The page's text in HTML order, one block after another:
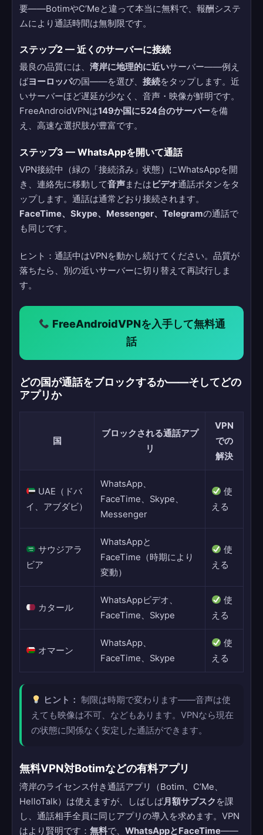
要——BotimやC’Meと違って本当に無料で、報酬システ
ムにより通話時間は無制限です。
ステップ2 — 近くのサーバーに接続
最良の品質には、 湾岸に地理的に近いサーバー——例え
ばヨーロッパの国——を選び、 接続をタップします。近
いサーバーほど遅延が少なく、音声・映像が鮮明です。
FreeAndroidVPNは149か国に524台のサーバーを備
え、高速な選択肢が豊富です。
ステップ3 — WhatsAppを開いて通話
VPN接続中（緑の「接続済み」状態）にWhatsAppを開
き、連絡先に移動して音声または ビデオ通話ボタンをタ
ップします。通話は通常どおり接続されます。
FaceTime、Skype、Messenger、Telegramの通話で
も同じです。
ヒント：通話中はVPNを動かし続けてください。品質が
落ちたら、別の近いサーバーに切り替えて再試行しま
す。
FreeAndroidVPNを入手して無料通
話
どの国が通話をブロックするか——そしてどの
アプリか
国
ブロックされる通話アプ
リ
VPN
での
解決
UAE（ドバ
イ、アブダビ）
WhatsApp、
FaceTime、Skype、
Messenger
使
える
サウジアラ
ビア
WhatsAppと
FaceTime（時期により
変動）
使
える
カタール
WhatsAppビデオ、
FaceTime、Skype
使
える
オマーン
WhatsApp、
FaceTime、Skype
使
える
ヒント： 制限は時期で変わります——音声は使
えても映像は不可、などもあります。VPNなら現在
の状態に関係なく安定した通話ができます。
無料VPN対Botimなどの有料アプリ
湾岸のライセンス付き通話アプリ（Botim、C’Me、
HelloTalk）は使えますが、しばしば月額サブスク を課
し、通話相手全員に同じアプリの導入を求めます。VPN
はより賢明です： 無料で、 WhatsAppとFaceTime——